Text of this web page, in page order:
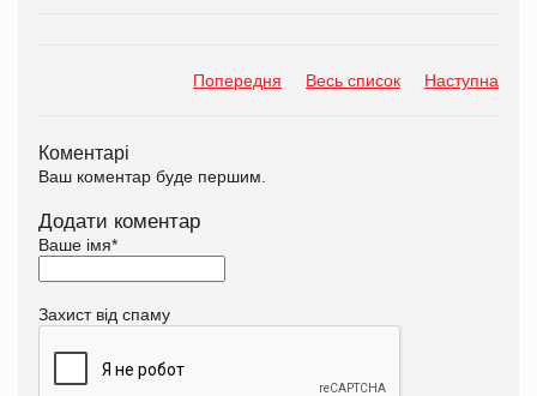
Попередня Весь список Наступна
Коментарі
Ваш коментар буде першим.
Додати коментар
Ваше імя*
Захист від спаму